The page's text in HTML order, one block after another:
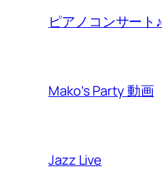
ピアノコンサート♪
Mako’s Party 動画
Jazz Live